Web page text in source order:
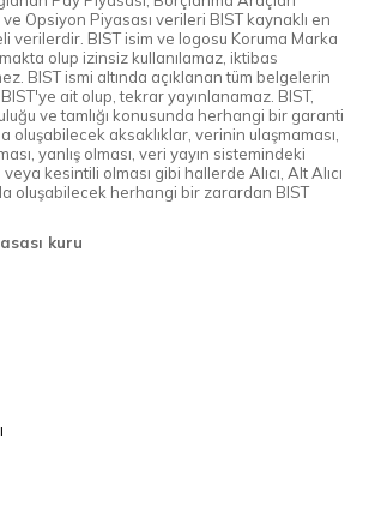
ve Opsiyon Piyasası verileri BIST kaynaklı en
verilerdir. BIST isim ve logosu Koruma Marka
olup izinsiz kullanılamaz, iktibas
BIST ismi altında açıklanan tüm belgelerin
ait olup, tekrar yayınlanamaz. BIST,
ve tamlığı konusunda herhangi bir garanti
oluşabilecek aksaklıklar, verinin ulaşmaması,
yanlış olması, veri yayın sistemindeki
kesintili olması gibi hallerde Alıcı, Alt Alıcı
oluşabilecek herhangi bir zarardan BIST
kuru